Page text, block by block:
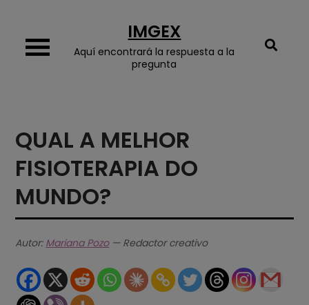
content
IMGEX
Aquí encontrará la respuesta a la
pregunta
QUAL A MELHOR
FISIOTERAPIA DO
MUNDO?
Autor: Mariana Pozo— Redactor creativo